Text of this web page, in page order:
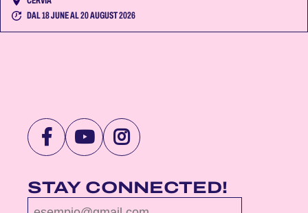
DAL 18 JUNE AL 20 AUGUST 2026
VISIT
FACEBOOK
PROFILE
VISIT
YOUTUBE
PROFILE
VISIT
INSTAGRAM
PROFILE
STAY CONNECTED!